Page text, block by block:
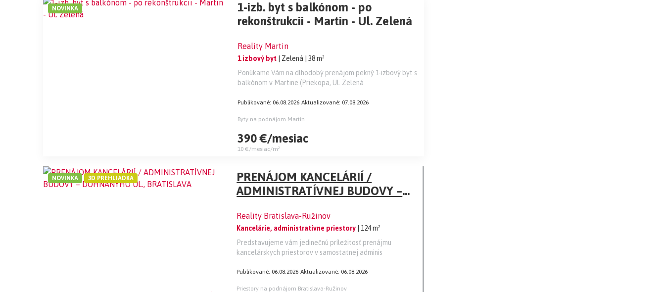
1-izb. byt s balkónom - po
rekonštrukcii - Martin - Ul. Zelená
Reality Martin
1 izbový byt | Zelená
| 38 m²
Ponúkame Vám na dlhodobý prenájom pekný 1-izbový byt s
balkónom v Martine (Priekopa, Ul. Zelená
Publikované: 06.08.2026 Aktualizované: 07.08.2026
Byty na podnájom Martin
390 €/mesiac
10 €/mesiac/m²
NOVINKA
PRENÁJOM KANCELÁRIÍ /
ADMINISTRATÍVNEJ BUDOVY –
Reality Bratislava-Ružinov
Kancelárie, administratívne priestory | 124 m²
Predstavujeme vám jedinečnú príležitosť prenájmu
kancelárskych priestorov v samostatnej adminis
Publikované: 06.08.2026 Aktualizované: 06.08.2026
Priestory na podnájom Bratislava-Ružinov
NOVINKA 3D PREHLIADKA